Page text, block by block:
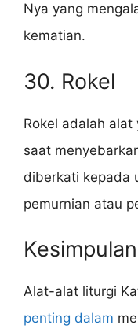
Nya yang
kematian.
30. Rokel
Rokel adalah alat
saat
diberkati kepada
pemurnian atau
Kesimpulan
Alat-alat liturgi
penting dalam